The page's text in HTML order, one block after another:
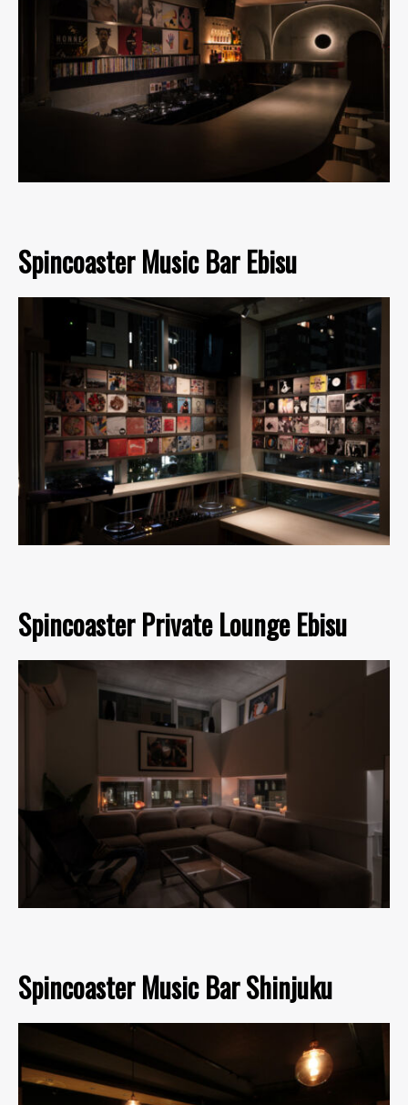
Spincoaster Music Bar Ebisu
Spincoaster Private Lounge Ebisu
Spincoaster Music Bar Shinjuku